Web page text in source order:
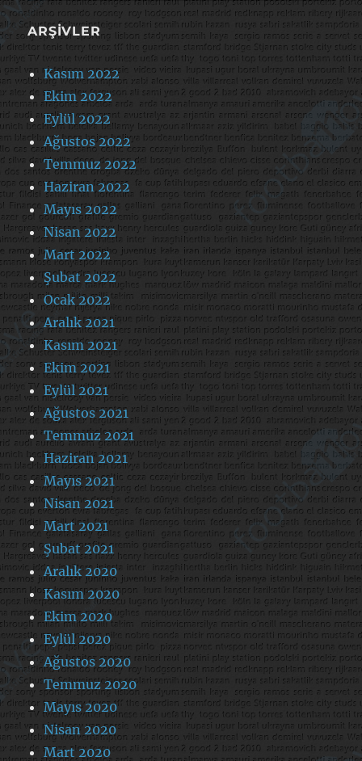
ARŞIVLER
Kasım 2022
Ekim 2022
Eylül 2022
Ağustos 2022
Temmuz 2022
Haziran 2022
Mayıs 2022
Nisan 2022
Mart 2022
Şubat 2022
Ocak 2022
Aralık 2021
Kasım 2021
Ekim 2021
Eylül 2021
Ağustos 2021
Temmuz 2021
Haziran 2021
Mayıs 2021
Nisan 2021
Mart 2021
Şubat 2021
Aralık 2020
Kasım 2020
Ekim 2020
Eylül 2020
Ağustos 2020
Temmuz 2020
Mayıs 2020
Nisan 2020
Mart 2020